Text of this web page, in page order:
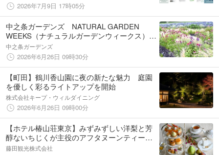
2026年7月9日 17時05分
中之条ガーデンズ NATURAL GARDEN
WEEKS（ナチュラルガーデンウィークス）開
催
中之条ガーデンズ
2026年6月26日 09時30分
【町田】鶴川香山園に夜の新たな魅力 庭園
を優しく彩るライトアップを開始
株式会社キープ・ウィルダイニング
2026年6月26日 09時00分
【ホテル椿山荘東京】みずみずしい洋梨と芳
醇ないちじくが主役のアフタヌーンティー
「洋梨×いちじくアフタヌーンティー」8月17
藤田観光株式会社